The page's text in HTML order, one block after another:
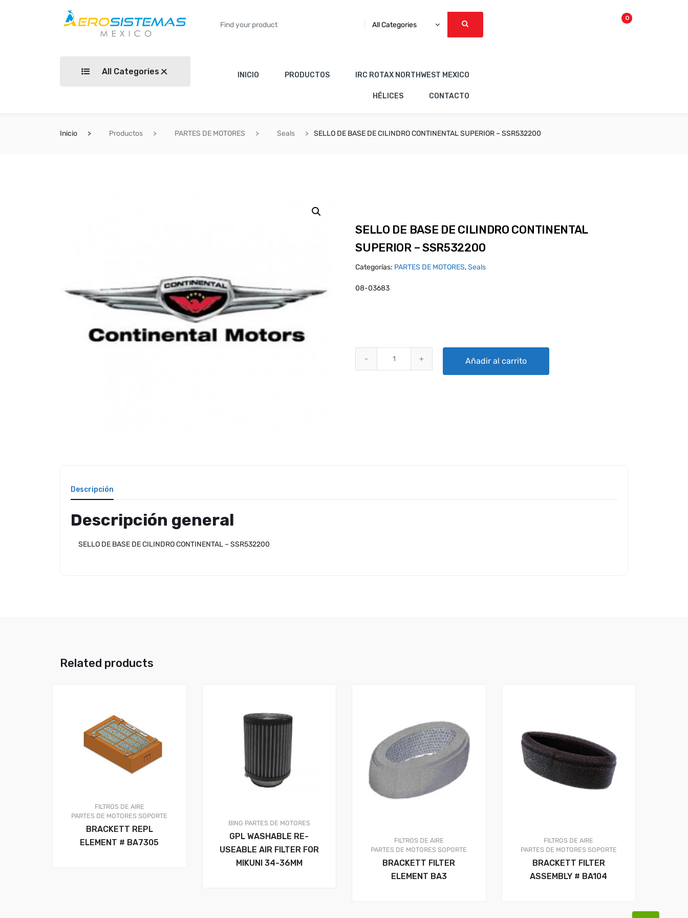
All Categories
0
All Categories INICIO PRODUCTOS IRC ROTAX NORTHWEST MEXICO
HÉLICES CONTACTO
Inicio Productos PARTES DE MOTORES Seals SELLO DE BASE DE CILINDRO CONTINENTAL SUPERIOR – SSR532200
SELLO DE BASE DE CILINDRO CONTINENTAL
SUPERIOR – SSR532200
Categorías: PARTES DE MOTORES,Seals
08-03683
Añadir al carrito
Descripción
Descripción general
SELLO DE BASE DE CILINDRO CONTINENTAL – SSR532200
Related products
FILTROS DE AIRE
PARTES DE MOTORES SOPORTE
BRACKETT REPL
ELEMENT # BA7305
BING PARTES DE MOTORES
GPL WASHABLE RE-
USEABLE AIR FILTER FOR
MIKUNI 34-36MM
FILTROS DE AIRE
PARTES DE MOTORES SOPORTE
BRACKETT FILTER
ELEMENT BA3
FILTROS DE AIRE
PARTES DE MOTORES SOPORTE
BRACKETT FILTER
ASSEMBLY # BA104